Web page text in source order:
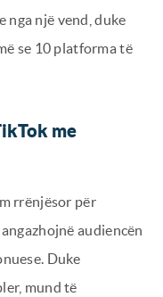
nga një vend, duke
se 10 platforma të
me
rrënjësor për
audiencën
Duke
mund të